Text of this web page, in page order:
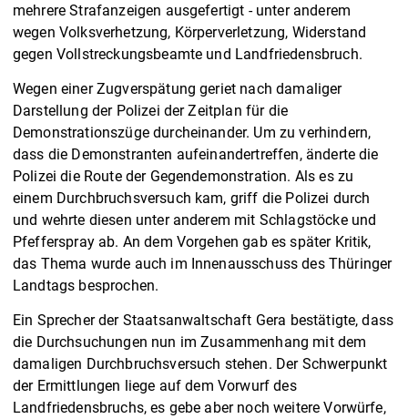
mehrere Strafanzeigen ausgefertigt - unter anderem
wegen Volksverhetzung, Körperverletzung, Widerstand
gegen Vollstreckungsbeamte und Landfriedensbruch.
Wegen einer Zugverspätung geriet nach damaliger
Darstellung der Polizei der Zeitplan für die
Demonstrationszüge durcheinander. Um zu verhindern,
dass die Demonstranten aufeinandertreffen, änderte die
Polizei die Route der Gegendemonstration. Als es zu
einem Durchbruchsversuch kam, griff die Polizei durch
und wehrte diesen unter anderem mit Schlagstöcke und
Pfefferspray ab. An dem Vorgehen gab es später Kritik,
das Thema wurde auch im Innenausschuss des Thüringer
Landtags besprochen.
Ein Sprecher der Staatsanwaltschaft Gera bestätigte, dass
die Durchsuchungen nun im Zusammenhang mit dem
damaligen Durchbruchsversuch stehen. Der Schwerpunkt
der Ermittlungen liege auf dem Vorwurf des
Landfriedensbruchs, es gebe aber noch weitere Vorwürfe,